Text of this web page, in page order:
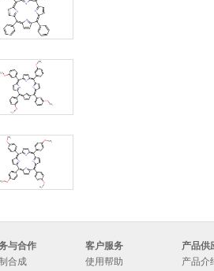
与合作
合成
客户服务
使用帮助
产品供
产品介